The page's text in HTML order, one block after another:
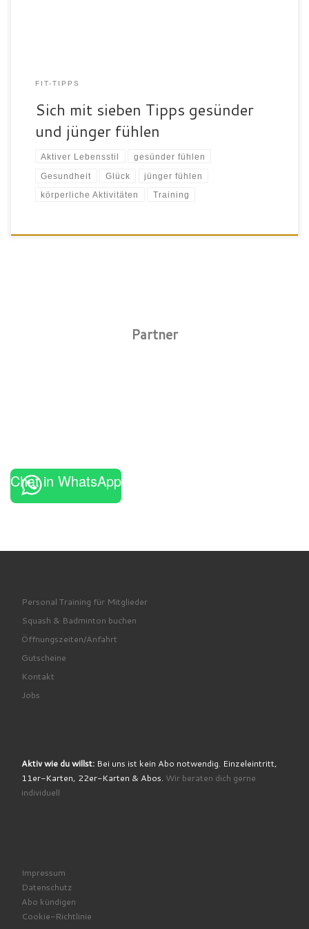
FIT-TIPPS
Sich mit sieben Tipps gesünder
und jünger fühlen
Aktiver Lebensstil gesünder fühlen
Gesundheit Glück jünger fühlen
körperliche Aktivitäten Training
Partner
Chat in WhatsApp
Personal Training für Mitglieder
Squash & Badminton buchen
Öffnungszeiten/Anfahrt
Gutscheine
Kontakt
Jobs
Aktiv wie du willst: Bei uns ist kein Abo notwendig. Einzeleintritt,
11er-Karten, 22er-Karten & Abos. Wir beraten dich gerne
individuell
Impressum
Datenschutz
Abo kündigen
Cookie-Richtlinie